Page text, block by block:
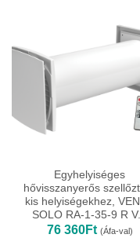
Egyhelyiséges
hővisszanyerős
kis helyiségekhez,
SOLO RA-1-35-9 R
76 360Ft (Áfa-val)